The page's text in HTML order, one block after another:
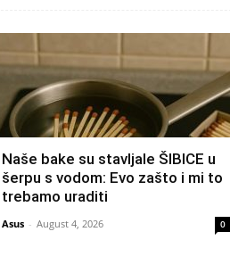
Naše bake su stavljale ŠIBICE u
šerpu s vodom: Evo zašto i mi to
trebamo uraditi
Asus - August 4, 2026 0